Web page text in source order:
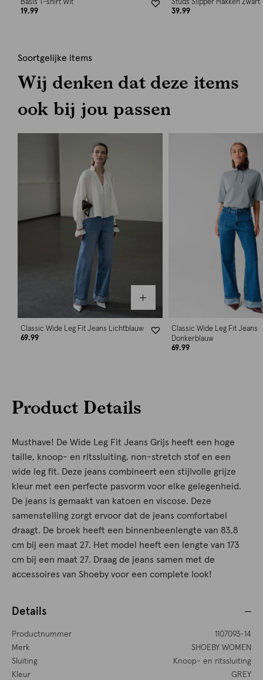
Basis T-shirt Wit
19.99
Studs Slipper Hakken Zwart
39.99
Soortgelijke items
Wij denken dat deze items
ook bij jou passen
Classic Wide Leg Fit Jeans Lichtblauw
69.99
Classic Wide Leg Fit Jeans
Donkerblauw
69.99
Product Details
Musthave! De Wide Leg Fit Jeans Grijs heeft een hoge
taille, knoop- en ritssluiting, non-stretch stof en een
wide leg fit. Deze jeans combineert een stijlvolle grijze
kleur met een perfecte pasvorm voor elke gelegenheid.
De jeans is gemaakt van katoen en viscose. Deze
samenstelling zorgt ervoor dat de jeans comfortabel
draagt. De broek heeft een binnenbeenlengte van 83,8
cm bij een maat 27. Het model heeft een lengte van 173
cm bij een maat 27. Draag de jeans samen met de
accessoires van Shoeby voor een complete look!
Details
Productnummer
1107093-14
Merk
SHOEBY WOMEN
Sluiting
Knoop- en ritssluiting
Kleur
GREY